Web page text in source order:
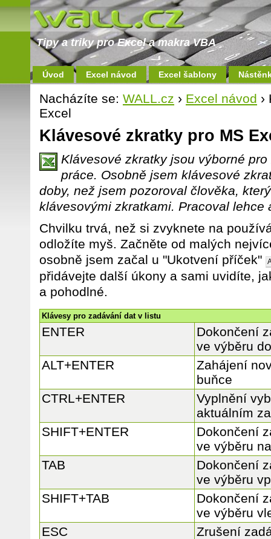
Tipy a triky pro Excel a makra VBA
Úvod Excel návod Excel šablony
Nacházíte se: WALL.cz › Excel návod ›
Excel
Klávesové zkratky pro MS
Klávesové zkratky jsou výborné
práce. Osobně jsem klávesové
doby, než jsem pozoroval člověka,
klávesovými zkratkami. Pracoval lehce
Chvilku trvá, než si zvyknete na
odložíte myš. Začněte od malých
osobně jsem začal u "Ukotvení příček"
přidávejte další úkony a sami uvidíte,
a pohodlné.
Klávesy pro zadávání dat v listu
ENTER
Dokončení
ve výběru
ALT+ENTER
Zahájení
buňce
CTRL+ENTER
Vyplnění
aktuálním
SHIFT+ENTER
Dokončení
ve výběru
TAB
Dokončení
ve výběru
SHIFT+TAB
Dokončení
ve výběru
ESC
Zrušení